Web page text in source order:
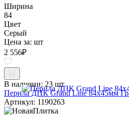
Ширина
84
Цвет
Серый
Цена за: шт
2 556₽
В наличии: 23 шт
Перила ДПК Grand Line 84х45мм
Артикул: 1190263